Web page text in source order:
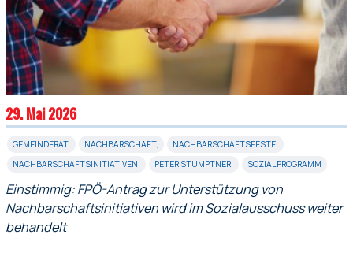
29. Mai 2026
GEMEINDERAT, NACHBARSCHAFT, NACHBARSCHAFTSFESTE,
NACHBARSCHAFTSINITIATIVEN, PETER STUMPTNER, SOZIALPROGRAMM
Einstimmig: FPÖ-Antrag zur Unterstützung von
Nachbarschaftsinitiativen wird im Sozialausschuss weiter
behandelt